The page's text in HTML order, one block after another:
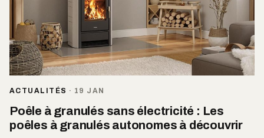
ACTUALITÉS · 19 JAN
Poêle à granulés sans électricité : Les
poêles à granulés autonomes à découvrir